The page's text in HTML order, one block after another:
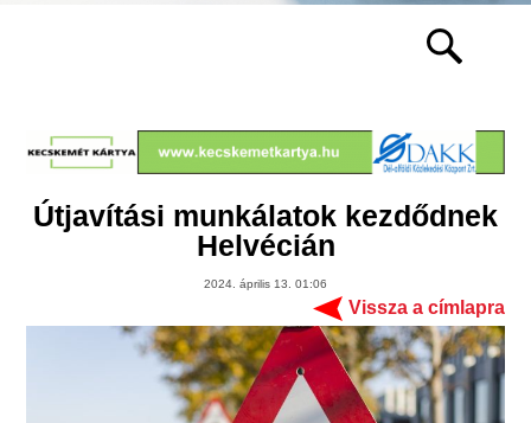
Útjavítási munkálatok kezdődnek
Helvécián
2024. április 13. 01:06
Vissza a címlapra